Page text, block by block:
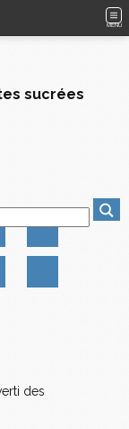
MENU
sucrées
des